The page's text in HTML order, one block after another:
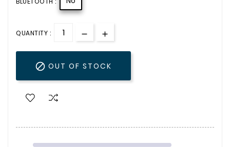
QUANTITY :
 OUT OF STOCK